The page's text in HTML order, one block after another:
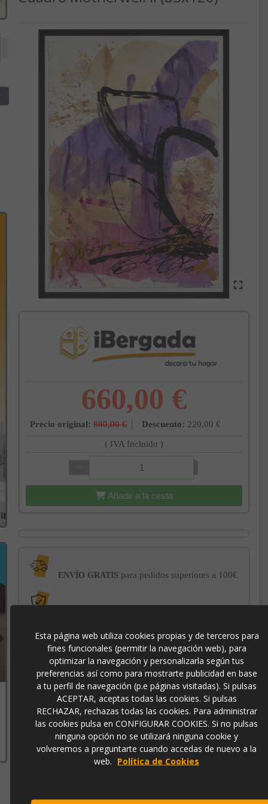
660,00 €
Precio original: 880,00 € Descuento: 220,00 €
( IVA Incluido )
−
Añadir a la cesta
ENVÍO GRATIS para pedidos superiores a 100€
-3% DE DESCUENTO EXTRApara pagos con
transferencia bancaria
p3955
Esta página web utiliza cookies propias y de terceros para
fines funcionales (permitir la navegación web), para
optimizar la navegación y personalizarla según tus
preferencias así como para mostrarte publicidad en base
a tu perfil de navegación (p.e páginas visitadas). Si pulsas
ACEPTAR, aceptas todas las cookies. Si pulsas
RECHAZAR, rechazas todas las cookies. Para administrar
las cookies pulsa en CONFIGURAR COOKIES. Si no pulsas
ninguna opción no se utilizará ninguna cookie y
volveremos a preguntarte cuando accedas de nuevo a la
web. Política de Cookies